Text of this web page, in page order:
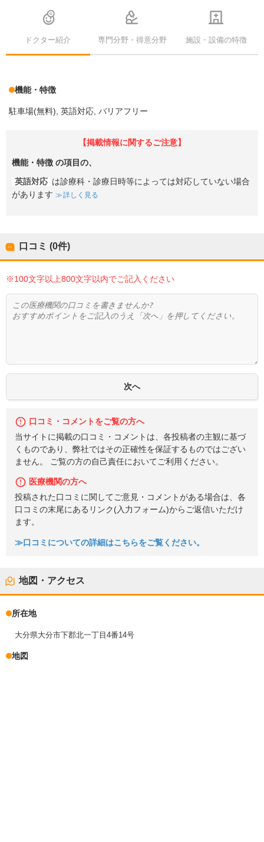
ドクター紹介 専門分野・得意分野 施設・設備の特徴
機能・特徴
駐車場(無料) 英語対応 バリアフリー
【掲載情報に関するご注意】
機能・特徴 の項目の、
英語対応 は診療科・診療日時等によっては対応していない場合
があります
詳しく見る
口コミ (0件)
※100文字以上800文字以内でご記入ください
口コミ・コメントをご覧の方へ
当サイトに掲載の口コミ・コメントは、各投稿者の主観に基づ
くものであり、弊社ではその正確性を保証するものではござい
ません。 ご覧の方の自己責任においてご利用ください。
医療機関の方へ
投稿された口コミに関してご意見・コメントがある場合は、各
口コミの末尾にあるリンク(入力フォーム)からご返信いただけ
ます。
≫口コミについての詳細はこちらをご覧ください。
地図・アクセス
所在地
大分県大分市下郡北一丁目4番14号
地図